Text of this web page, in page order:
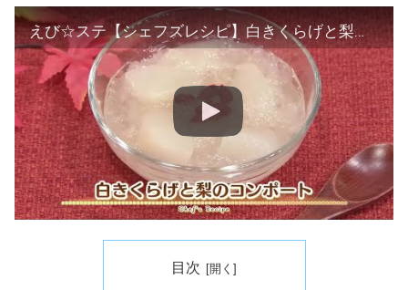
c
e
b
o
o
k
e
n
a
ck
et
e
er
e
st
えび☆ステ【シェフズレシピ】白きくらげと梨のコンポート by 渡部 恵美
目次